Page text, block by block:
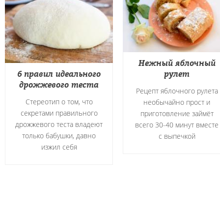
Нежный яблочный
рулет
Рецепт яблочного рулета
необычайно прост и
приготовление займёт
всего 30-40 минут вместе
с выпечкой
6 правил идеального
дрожжевого теста
Стереотип о том, что
секретами правильного
дрожжевого теста владеют
только бабушки, давно
изжил себя